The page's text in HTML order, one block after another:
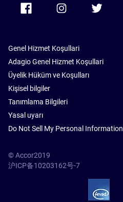
Genel Hizmet Koşullari
Adagio Genel Hizmet Koşullari
Üyelik Hüküm ve Koşulları
Kişisel bilgiler
Tanımlama Bilgileri
Yasal uyarı
Do Not Sell My Personal Information
© Accor2019
沪ICP备10203162号-7